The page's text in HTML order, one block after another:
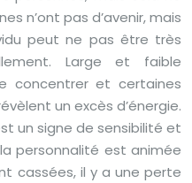
n’ont pas d’avenir, mais
peut ne pas être très
Large et faible
concentrer et certaines
un excès d’énergie.
un signe de sensibilité et
personnalité est animée
cassées, il y a une perte